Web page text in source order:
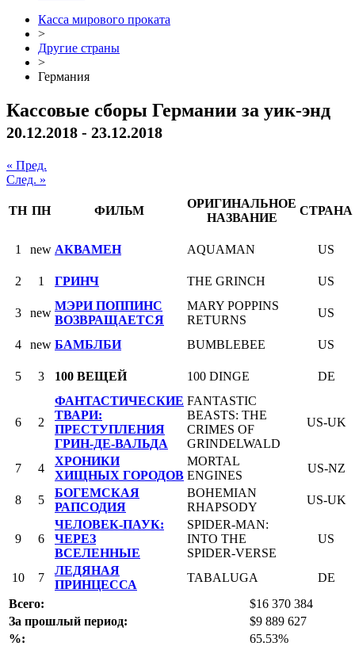
Касса мирового проката
>
Другие страны
>
Германия
Кассовые сборы Германии за уик-энд
20.12.2018 - 23.12.2018
« Пред.
След. »
ТН ПН ФИЛЬМ
ОРИГИНАЛЬНОЕ
НАЗВАНИЕ
СТРАНА
1 new АКВАМЕН AQUAMAN US
2 1 ГРИНЧ THE GRINCH US
3 new
МЭРИ ПОППИНС
ВОЗВРАЩАЕТСЯ
MARY POPPINS
RETURNS
US
4 new БАМБЛБИ BUMBLEBEE US
5 3 100 ВЕЩЕЙ 100 DINGE DE
6 2
ФАНТАСТИЧЕСКИЕ
ТВАРИ:
ПРЕСТУПЛЕНИЯ
ГРИН-ДЕ-ВАЛЬДА
FANTASTIC
BEASTS: THE
CRIMES OF
GRINDELWALD
US-UK
7 4
ХРОНИКИ
ХИЩНЫХ ГОРОДОВ
MORTAL
ENGINES
US-NZ
8 5
БОГЕМСКАЯ
РАПСОДИЯ
BOHEMIAN
RHAPSODY
US-UK
9 6
ЧЕЛОВЕК-ПАУК:
ЧЕРЕЗ
ВСЕЛЕННЫЕ
SPIDER-MAN:
INTO THE
SPIDER-VERSE
US
10 7
ЛЕДЯНАЯ
ПРИНЦЕССА
TABALUGA
DE
Всего:
$16 370 384
За прошлый период:
$9 889 627
%:
65.53%